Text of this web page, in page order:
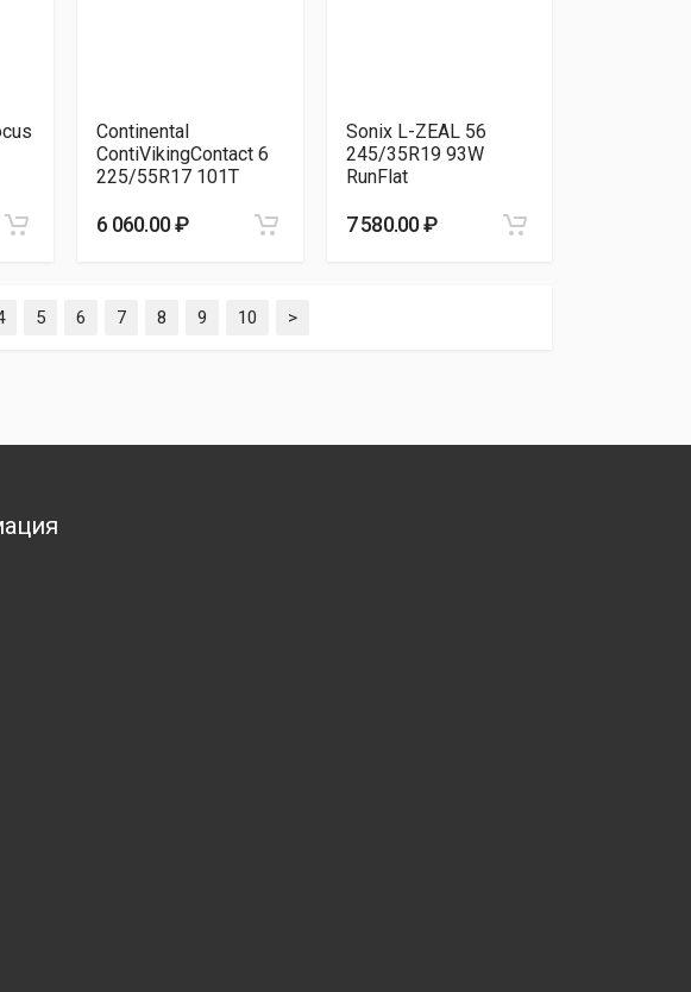
Continental
ContiVikingContact 6
225/55R17 101T
6 060.00 ₽
Sonix L-ZEAL 56
245/35R19 93W
RunFlat
7 580.00 ₽
5 6 7 8 9 10 >